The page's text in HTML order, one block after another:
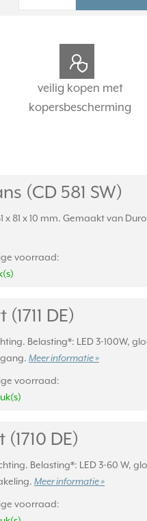
veilig kopen met
kopersbescherming
(CD 581 SW)
x 10 mm. Gemaakt van
voorraad:
DE)
Belasting*: LED 3-100W,
Meer informatie »
voorraad:
DE)
Belasting*: LED 3-60 W,
Meer informatie »
voorraad: